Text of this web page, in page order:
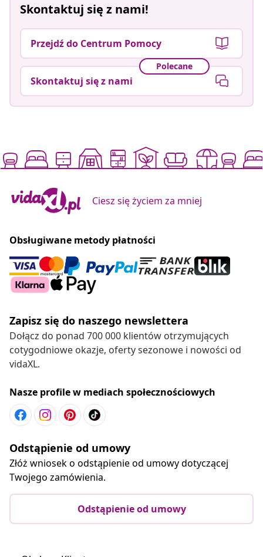
Skontaktuj się z nami!
Przejdź do Centrum Pomocy
Polecane
Skontaktuj się z nami
Ciesz się życiem za mniej
Obsługiwane metody płatności
Zapisz się do naszego newslettera
Dołącz do ponad 700 000 klientów otrzymujących
cotygodniowe okazje, oferty sezonowe i nowości od
vidaXL.
Nasze profile w mediach społecznościowych
Odstąpienie od umowy
Złóż wniosek o odstąpienie od umowy dotyczącej
Twojego zamówienia.
Odstąpienie od umowy